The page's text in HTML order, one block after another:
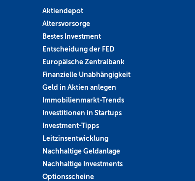
Aktiendepot
Altersvorsorge
Bestes Investment
Entscheidung der FED
Europäische Zentralbank
Finanzielle Unabhängigkeit
Geld in Aktien anlegen
Immobilienmarkt-Trends
Investitionen in Startups
Investment-Tipps
Leitzinsentwicklung
Nachhaltige Geldanlage
Nachhaltige Investments
Optionsscheine